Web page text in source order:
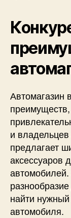
Автомагазин
и
предлагает
аксессуаров
найти
автомобиля.